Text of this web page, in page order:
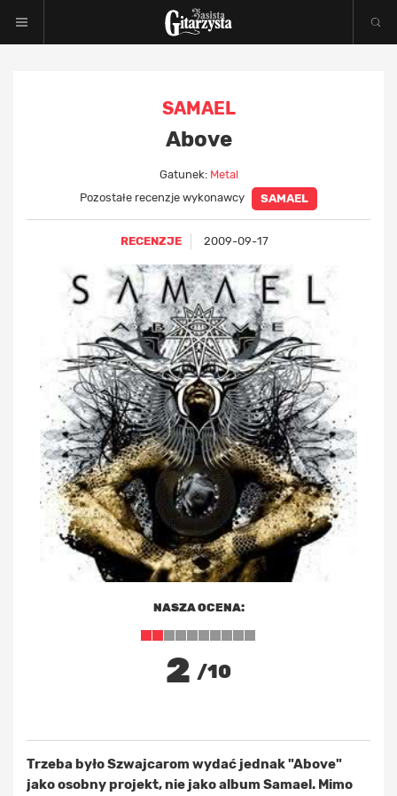
SAMAEL
Above
Gatunek: Metal
Pozostałe recenzje wykonawcy
SAMAEL
RECENZJE 2009-09-17
NASZA OCENA:
2 /10
Trzeba było Szwajcarom wydać jednak "Above"
jako osobny projekt, nie jako album Samael. Mimo